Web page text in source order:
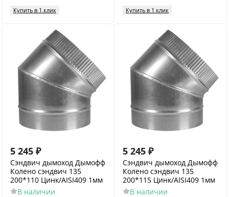
Купить в 1 клик Купить в 1 клик
5 245 ₽
Сэндвич дымоход Дымофф
Колено сэндвич 135
200*110 Цинк/AISI409 1мм
В наличии
5 245 ₽
Сэндвич дымоход Дымофф
Колено сэндвич 135
200*115 Цинк/AISI409 1мм
В наличии